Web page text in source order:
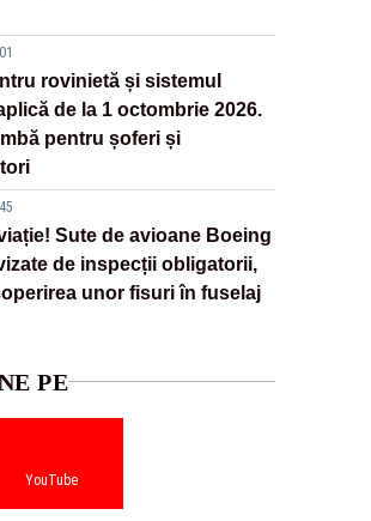
rovinietă și sistemul
de la 1 octombrie 2026.
pentru șoferi și
Sute de avioane Boeing
de inspecții obligatorii,
unor fisuri în fuselaj
PE
YouTube